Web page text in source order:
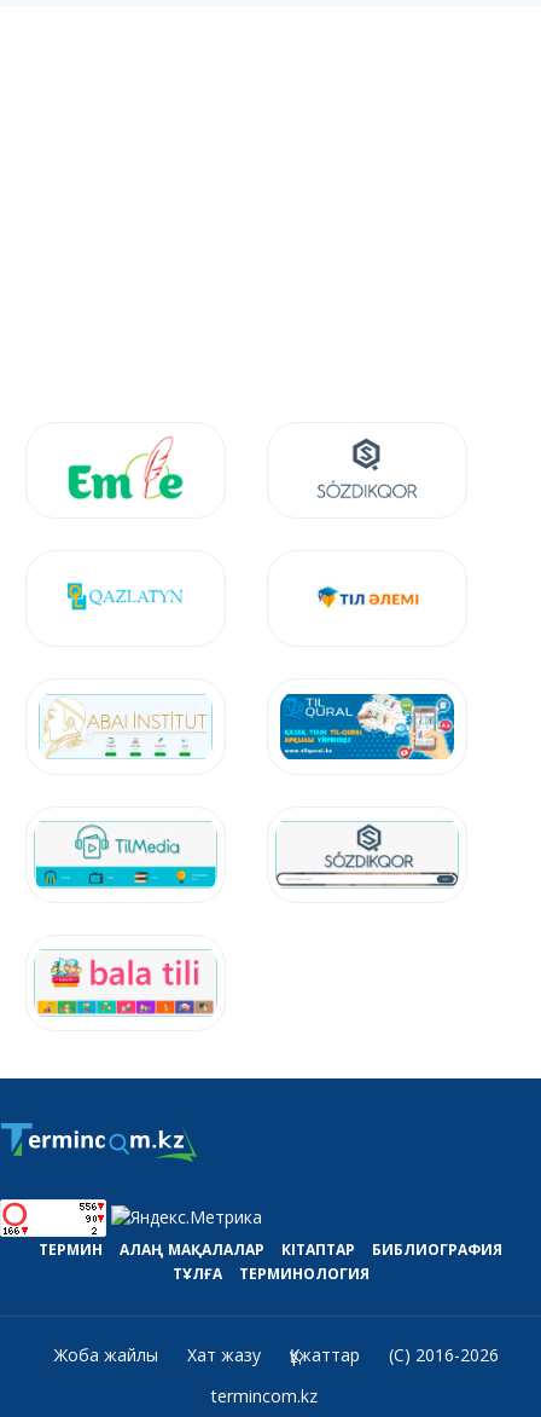
ТЕРМИН АЛАҢ МАҚАЛАЛАР КІТАПТАР
БИБЛИОГРАФИЯ
ТҰЛҒА
ТЕРМИНОЛОГИЯ
Жоба жайлы Хат жазу Құжаттар
(C) 2016-2026
termincom.kz